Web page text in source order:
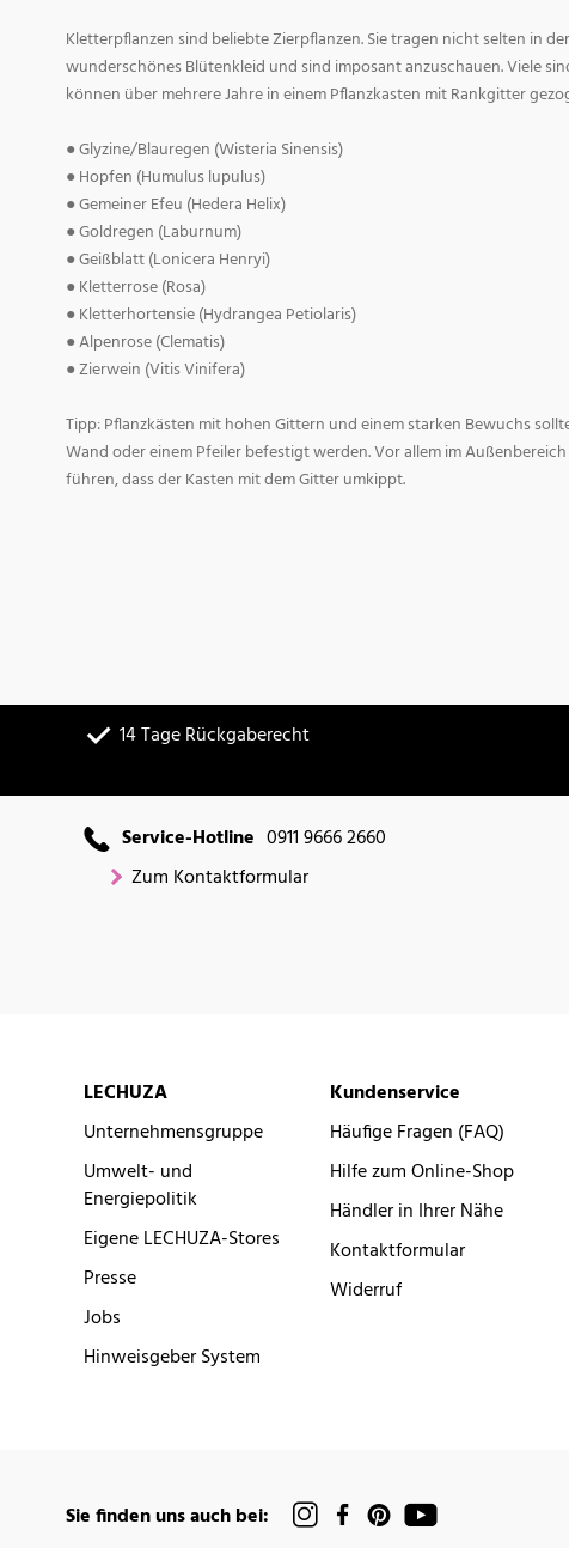
Kletterpflanzen sind beliebte Zierpflanzen. Sie tragen nicht selten in
wunderschönes Blütenkleid und sind imposant anzuschauen. Viele
können über mehrere Jahre in einem Pflanzkasten mit Rankgitter
● Glyzine/Blauregen (Wisteria Sinensis)
● Hopfen (Humulus lupulus)
● Gemeiner Efeu (Hedera Helix)
● Goldregen (Laburnum)
● Geißblatt (Lonicera Henryi)
● Kletterrose (Rosa)
● Kletterhortensie (Hydrangea Petiolaris)
● Alpenrose (Clematis)
● Zierwein (Vitis Vinifera)
Tipp: Pflanzkästen mit hohen Gittern und einem starken Bewuchs
Wand oder einem Pfeiler befestigt werden. Vor allem im
führen, dass der Kasten mit dem Gitter umkippt.
14 Tage Rückgaberecht
Service-Hotline 0911 9666 2660
Zum Kontaktformular
LECHUZA
Unternehmensgruppe
Umwelt- und
Energiepolitik
Eigene LECHUZA-Stores
Presse
Jobs
Hinweisgeber System
Kundenservice
Häufige Fragen (FAQ)
Hilfe zum Online-Shop
Händler in Ihrer Nähe
Kontaktformular
Widerruf
Sie finden uns auch bei: